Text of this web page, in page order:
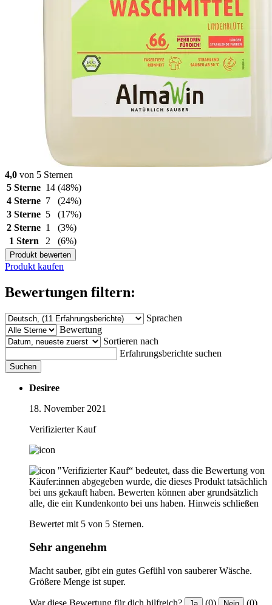
4,0 von 5 Sternen
5 Sterne 14 (48%)
4 Sterne 7
(24%)
3 Sterne 5
(17%)
2 Sterne 1
(3%)
1 Stern
2 (6%)
Produkt bewerten
Produkt kaufen
Bewertungen filtern:
Sprachen
Bewertung
Sortieren nach
Erfahrungsberichte suchen
Suchen
Desiree
18. November 2021
Verifizierter Kauf
"Verifizierter Kauf“ bedeutet, dass die Bewertung von
Käufer:innen abgegeben wurde, die dieses Produkt tatsächlich
bei uns gekauft haben. Bewerten können aber grundsätzlich
alle, die ein Kundenkonto bei uns haben. Hinweis schließen
Bewertet mit 5 von 5 Sternen.
Sehr angenehm
Macht sauber, gibt ein gutes Gefühl von sauberer Wäsche.
Größere Menge ist super.
War diese Bewertung für dich hilfreich? (0) (0)